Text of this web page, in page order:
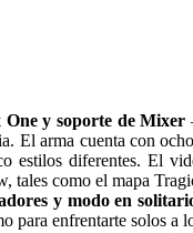
One y soporte de Mixer
El arma cuenta con
estilos diferentes. El
tales como el mapa
y modo en
para enfrentarte solos